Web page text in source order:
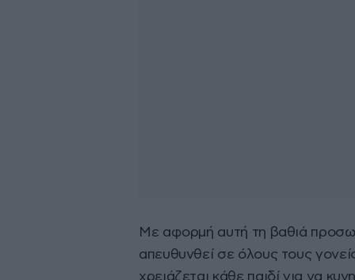
Με αφορμή αυτή τη βαθιά
απευθυνθεί σε όλους τους
χρειάζεται κάθε παιδί για να